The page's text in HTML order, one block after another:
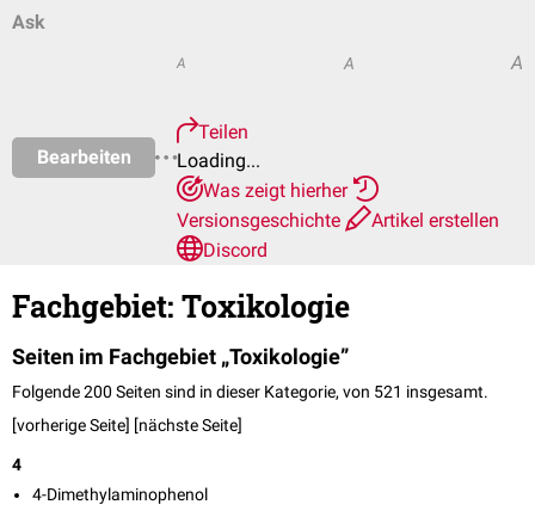
Ask
Bearbeiten
A A A
Teilen
Loading...
Was zeigt hierher
Versionsgeschichte
Artikel erstellen
Discord
Fachgebiet: Toxikologie
Seiten im Fachgebiet „Toxikologie”
Folgende 200 Seiten sind in dieser Kategorie, von 521 insgesamt.
[vorherige Seite] [nächste Seite]
4
4-Dimethylaminophenol